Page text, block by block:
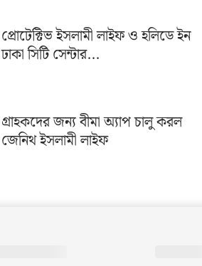
প্রোটেক্টিভ ইসলামী লাইফ ও হলিডে ইন
ঢাকা সিটি সেন্টার...
গ্রাহকদের জন্য বীমা অ্যাপ চালু করল
জেনিথ ইসলামী লাইফ